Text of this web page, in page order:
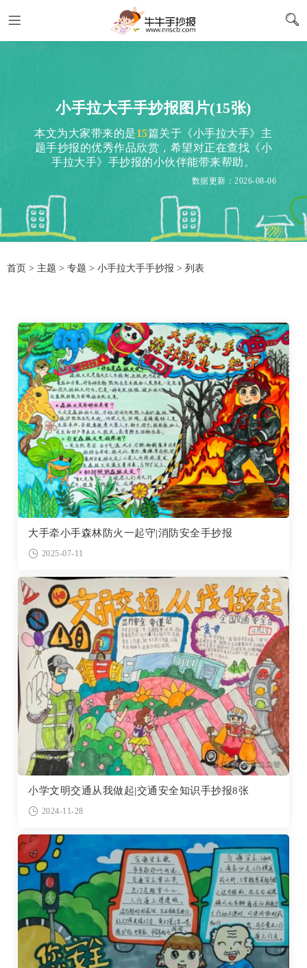
小手拉大手手抄报图片(15张)
本文为大家带来的是15篇关于《小手拉大手》主
题手抄报的优秀作品欣赏，希望对正在查找《小
手拉大手》手抄报的小伙伴能带来帮助。
数据更新：2026-08-06
首页 > 主题 > 专题 > 小手拉大手手抄报 > 列表
大手牵小手森林防火一起守|消防安全手抄报
2025-07-11
小学文明交通从我做起|交通安全知识手抄报8张
2024-11-28